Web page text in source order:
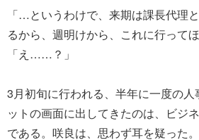
「…というわけで、来期は課長代理
るから、週明けから、これに行って
「え……？」
3月初旬に行われる、半年に一度の
ットの画面に出してきたのは、ビジ
である。咲良は、思わず耳を疑った。